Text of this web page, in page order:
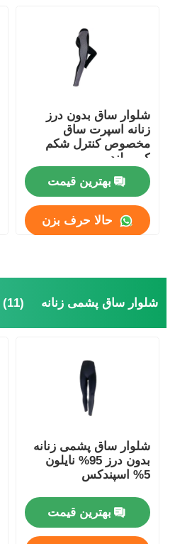
اخبار
همه موارد
درخواست نقل قول
شلوار ساق پشمی زنانه
ساق های رنگارنگ یوگا
جوراب مربی ورزشی
جوراب فانتزی زنانه
شلوار ساق بدون درز
زنانه اسپرت ساق
مخصوص کنترل شکم
کمر بلند
بهترین قیمت
حالا حرف بزن
شلوار ساق پشمی زنانه (11)
شلوار ساق پشمی زنانه
بدون درز 95% نایلون
5% اسپندکس
بهترین قیمت